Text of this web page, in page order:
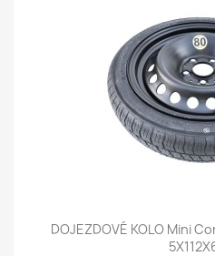
DOJEZDOVÉ KOLO Mini